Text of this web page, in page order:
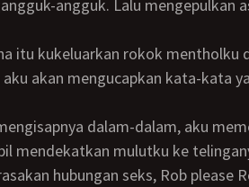
akan mengucapkan kata-kata
mendekatkan mulutku ke
hubungan seks, Rob please